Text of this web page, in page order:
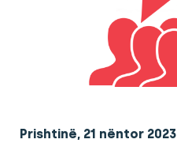
Prishtinë, 21 nëntor 2023